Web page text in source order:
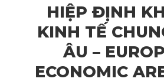
HIỆP ĐỊNH
KINH TẾ
ÂU –
ECONOMIC